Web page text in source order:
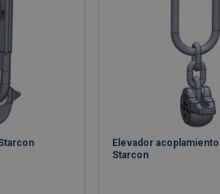
Elevador
Starcon